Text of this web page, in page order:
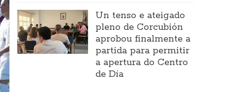
Un tenso e ateigado
pleno de Corcubión
aprobou finalmente a
partida para permitir
a apertura do Centro
de Día